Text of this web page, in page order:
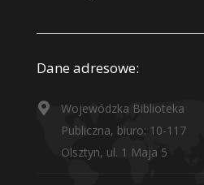
Dane adresowe:
Wojewódzka Biblioteka
Publiczna, biuro: 10-117
Olsztyn, ul. 1 Maja 5